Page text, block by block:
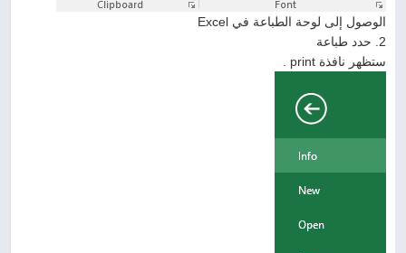
الوصول إلى لوحة الطباعة في Excel
2. حدد طباعة
ستظهر نافذة print .